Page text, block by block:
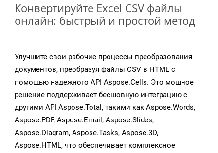
Конвертируйте Excel CSV файлы
онлайн: быстрый и простой метод
Улучшите свои рабочие процессы преобразования
документов, преобразуя файлы CSV в HTML с
помощью надежного API Aspose.Cells. Это мощное
решение поддерживает бесшовную интеграцию с
другими API Aspose.Total, такими как Aspose.Words,
Aspose.PDF, Aspose.Email, Aspose.Slides,
Aspose.Diagram, Aspose.Tasks, Aspose.3D,
Aspose.HTML, что обеспечивает комплексное